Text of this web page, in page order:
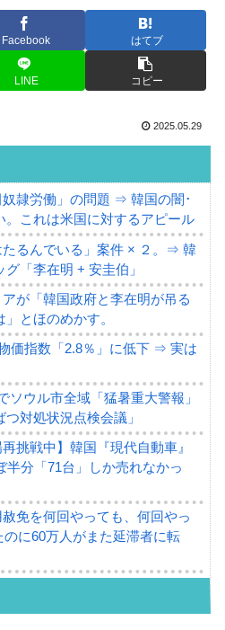
Facebook はてブ
LINE コピー
2025.05.29
隷労働」の問題 ⇒ 韓国の闇･
。これは米国に対するアピール
たるんでいる」案件 × ２。⇒ 韓
「李在明 + 安圭伯」
が「韓国政府と李在明が吊る
とほのめかす。
価指数「2.8％」に低下 ⇒ 実は
ソウル市全域「猛暑重大警報」
対処状況点検会議」
再挑戦中】韓国『現代自動車』
半分「71台」しか売れなかっ
免を何回やっても、何回やっ
に60万人がまた延滞者に転